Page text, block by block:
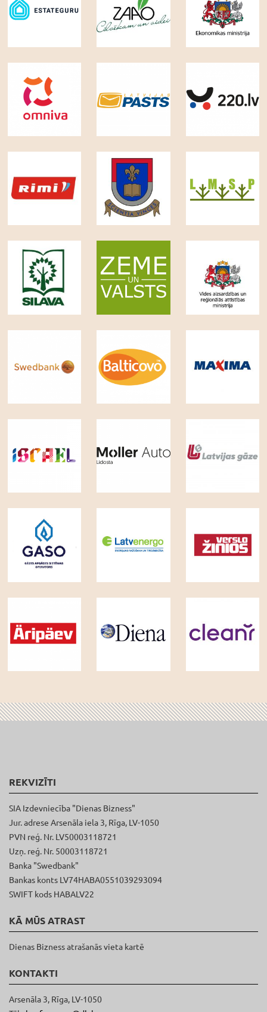
REKVIZĪTI
SIA Izdevniecība "Dienas Bizness"
Jur. adrese Arsenāla iela 3, Rīga, LV-1050
PVN reģ. Nr. LV50003118721
Uzņ. reģ. Nr. 50003118721
Banka "Swedbank"
Bankas konts LV74HABA0551039293094
SWIFT kods HABALV22
KĀ MŪS ATRAST
Dienas Bizness atrašanās vieta kartē
KONTAKTI
Arsenāla 3, Rīga, LV-1050